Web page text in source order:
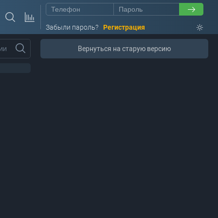
Забыли пароль? Регистрация
Вернуться на старую версию